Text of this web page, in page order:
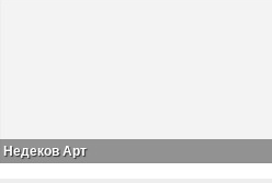
Недеков Арт